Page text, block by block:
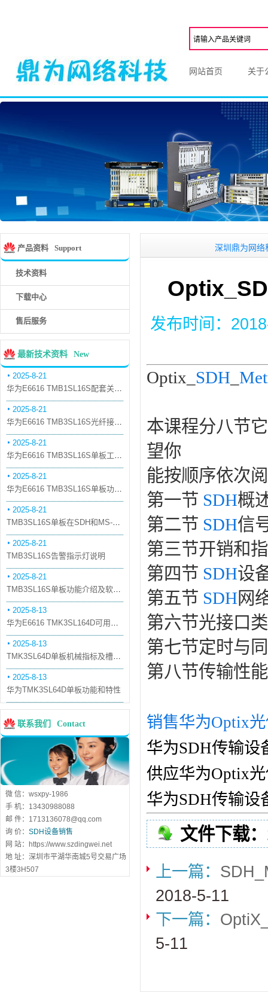
网站首页 关于
产品资料 Support
技术资料
下载中心
售后服务
最新技术资料 New
2025-8-21
华为E6616 TMB1SL16S配套关系和替代关系
2025-8-21
华为E6616 TMB3SL16S光纤接口板槽位占用介绍
2025-8-21
华为E6616 TMB3SL16S单板工作原理和信号流
2025-8-21
华为E6616 TMB3SL16S单板功能和机械指标
2025-8-21
TMB3SL16S单板在SDH和MS-OTN模式下的应用
2025-8-21
TMB3SL16S告警指示灯说明
2025-8-21
TMB3SL16S单板功能介绍及软件配套
2025-8-13
华为E6616 TMK3SL164D可用万兆光模块
2025-8-13
TMK3SL64D单板机械指标及槽位介绍
2025-8-13
华为TMK3SL64D单板功能和特性
联系我们 Contact
微 信：wsxpy-1986
手 机：13430988088
邮 件：1713136078@qq.com
询 价： SDH设备销售
网 站：https://www.szdingwei.net
地 址：深圳市平湖华南城5号交易广场
3楼3H507
深圳鼎为网络科,一家
发布时间：
Optix_ SDH
本课程分八节
望你
能按顺序依次
第一节 SDH概
第二节 SDH信
第三节开销和
第四节 SDH设
第五节 SDH网
第六节光接口
第七节定时与
第八节传输性能
销售华为Optix
华为SDH传输设
供应华为Optix
华为SDH传输设
文件下载：
上一篇：
2018-5-11
下一篇：
5-11